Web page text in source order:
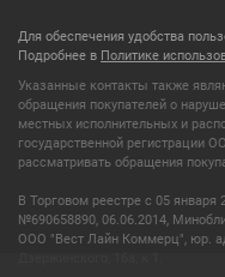
Для обеспечения удобства
Подробнее в Политике
Указанные контакты также
обращения покупателей о
местных исполнительных и
государственной регистрации
рассматривать обращения
В Торговом реестре с 05
№690658890, 06.06.2014,
ООО "Вест Лайн Коммерц", юр.